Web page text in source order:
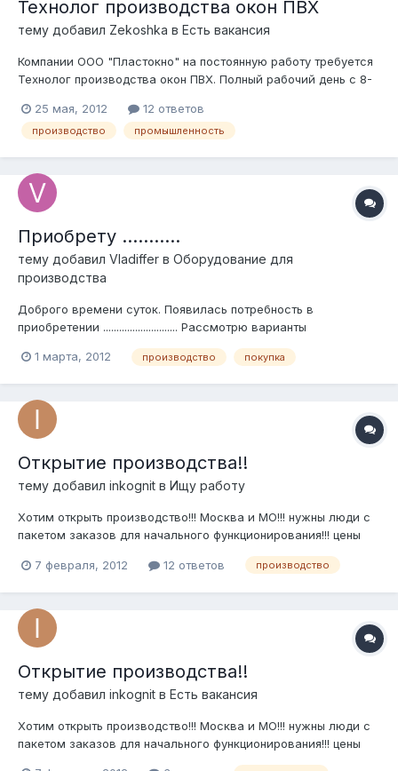
Технолог производства окон ПВХ
тему добавил Zekoshka в Есть вакансия
Компании ООО "Пластокно" на постоянную работу требуется
Технолог производства окон ПВХ. Полный рабочий день с 8-
заказов, поступающих на производство; подготовка рабочей
документации; контроль технологического процесса,
25 мая, 2012 12 ответов
производство промышленность
Приобрету ...........
тему добавил Vladiffer в Оборудование для
производства
Доброго времени суток. Появилась потребность в
приобретении ............................ Рассмотрю варианты
помощь. Помощь можете найти тут: http://tybet3market.ru/
1 марта, 2012 производство покупка
Открытие производства!!
тему добавил inkognit в Ищу работу
Хотим открыть производство!!! Москва и МО!!! нужны люди с
пакетом заказов для начального функционирования!!! цены
7 февраля, 2012
12 ответов производство
Открытие производства!!
тему добавил inkognit в Есть вакансия
Хотим открыть производство!!! Москва и МО!!! нужны люди с
пакетом заказов для начального функционирования!!! цены